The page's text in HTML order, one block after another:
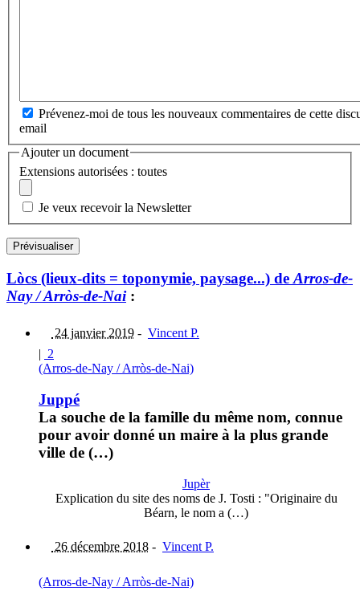
Prévenez-moi de tous les nouveaux commentaires de cette
email
Ajouter un document
Extensions autorisées : toutes
Je veux recevoir la Newsletter
Lòcs (lieux-dits = toponymie, paysage...) de Arros-de-
Nay / Arròs-de-Nai:
24 janvier 2019 - Vincent P.
| 2
(Arros-de-Nay / Arròs-de-Nai)
Juppé
La souche de la famille du même nom, connue
pour avoir donné un maire à la plus grande
ville de (…)
Jupèr
Explication du site des noms de J. Tosti : "Originaire du
Béarn, le nom a (…)
26 décembre 2018 - Vincent P.
(Arros-de-Nay / Arròs-de-Nai)